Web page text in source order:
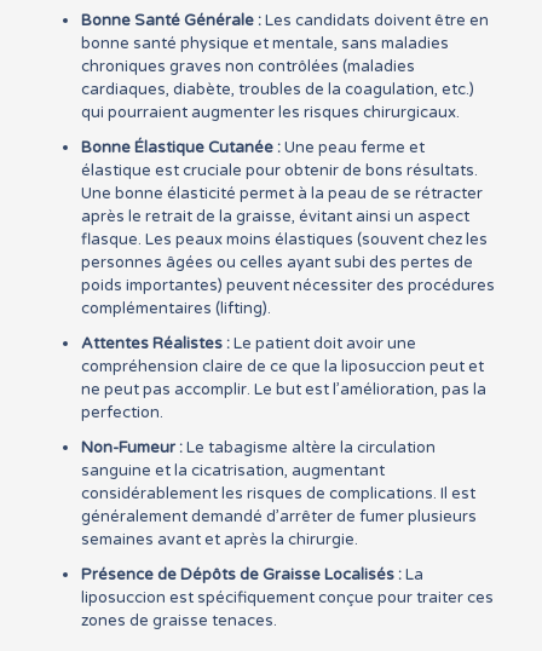
Bonne Santé Générale :Les candidats doivent être en
bonne santé physique et mentale, sans maladies
chroniques graves non contrôlées (maladies
cardiaques, diabète, troubles de la coagulation, etc.)
qui pourraient augmenter les risques chirurgicaux.
Bonne Élastique Cutanée :Une peau ferme et
élastique est cruciale pour obtenir de bons résultats.
Une bonne élasticité permet à la peau de se rétracter
après le retrait de la graisse, évitant ainsi un aspect
flasque. Les peaux moins élastiques (souvent chez les
personnes âgées ou celles ayant subi des pertes de
poids importantes) peuvent nécessiter des procédures
complémentaires (lifting).
Attentes Réalistes :Le patient doit avoir une
compréhension claire de ce que la liposuccion peut et
ne peut pas accomplir. Le but est l’amélioration, pas la
perfection.
Non-Fumeur :Le tabagisme altère la circulation
sanguine et la cicatrisation, augmentant
considérablement les risques de complications. Il est
généralement demandé d’arrêter de fumer plusieurs
semaines avant et après la chirurgie.
Présence de Dépôts de Graisse Localisés :La
liposuccion est spécifiquement conçue pour traiter ces
zones de graisse tenaces.